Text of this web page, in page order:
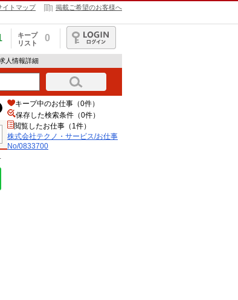
イトマップ 掲載ご希望のお客様へ
キープ
リスト
0
ログイン
人情報詳細
キープ中のお仕事（0件）
保存した検索条件（0件）
閲覧したお仕事（1件）
株式会社テクノ・サービス/お仕事
No/0833700